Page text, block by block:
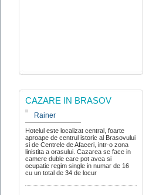
CAZARE IN BRASOV
Rainer
Hotelul este localizat central, foarte
aproape de centrul istoric al Brasovului
si de Centrele de Afaceri, intr-o zona
linistita a orasului. Cazarea se face in
camere duble care pot avea si
ocupatie regim single in numar de 16
cu un total de 34 de locur